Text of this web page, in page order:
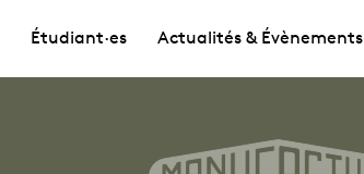
Étudiant·es Actualités & Évènements